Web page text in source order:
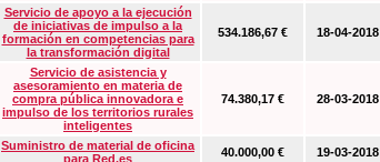
Servicio de apoyo a la ejecución
de iniciativas de impulso a la
formación en competencias para
la transformación digital
534.186,67 € 18-04-2018
Servicio de asistencia y
asesoramiento en materia de
compra pública innovadora e
impulso de los territorios rurales
inteligentes
74.380,17 € 28-03-2018
Suministro de material de oficina
para Red.es
40.000,00 € 19-03-2018